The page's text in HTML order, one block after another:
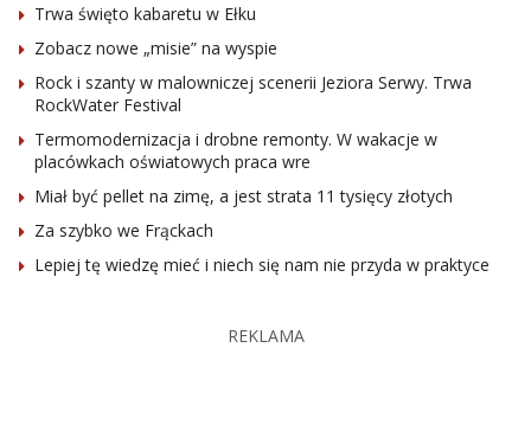
Trwa święto kabaretu w Ełku
Zobacz nowe „misie” na wyspie
Rock i szanty w malowniczej scenerii Jeziora Serwy. Trwa
RockWater Festival
Termomodernizacja i drobne remonty. W wakacje w
placówkach oświatowych praca wre
Miał być pellet na zimę, a jest strata 11 tysięcy złotych
Za szybko we Frąckach
Lepiej tę wiedzę mieć i niech się nam nie przyda w praktyce
REKLAMA